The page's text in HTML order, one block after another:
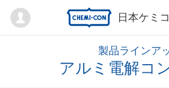
日本ケミ
Mypage
製品ラインア
アルミ電解コ